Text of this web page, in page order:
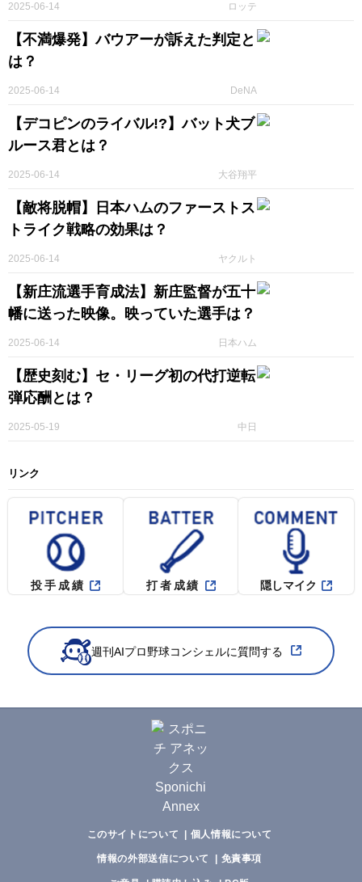
ロッテ
2025-06-14
【不満爆発】バウアーが訴えた判定と
は？
DeNA
2025-06-14
【デコピンのライバル!?】バット犬ブ
ルース君とは？
大谷翔平
2025-06-14
【敵将脱帽】日本ハムのファーストス
トライク戦略の効果は？
ヤクルト
2025-06-14
【新庄流選手育成法】新庄監督が五十
幡に送った映像。映っていた選手は？
日本ハム
2025-06-14
【歴史刻む】セ・リーグ初の代打逆転
弾応酬とは？
中日
2025-05-19
リンク
投手成績 打者成績 隠しマイク
週刊AIプロ野球コンシェルに質問する
このサイトについて 個人情報について
情報の外部送信について 免責事項